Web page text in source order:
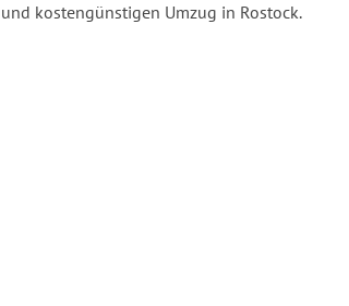
und kostengünstigen Umzug in Rostock.